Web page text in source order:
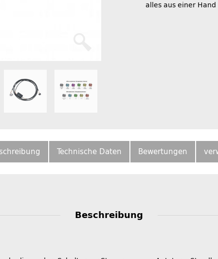
alles aus einer Hand
Technische Daten Bewertungen
Beschreibung